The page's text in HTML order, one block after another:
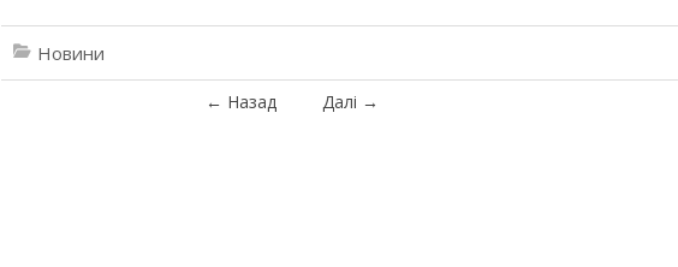
Новини
← Назад Далі →